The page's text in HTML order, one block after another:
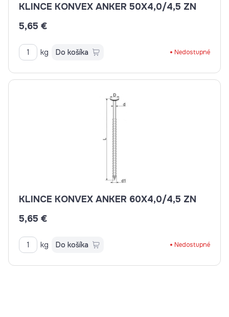
KLINCE KONVEX ANKER 50X4,0/4,5 ZN
5,65 €
kg Do košíka Nedostupné
KLINCE KONVEX ANKER 60X4,0/4,5 ZN
5,65 €
kg Do košíka Nedostupné